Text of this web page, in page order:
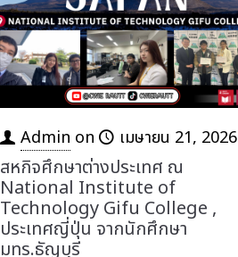
Admin on เมษายน 21, 2026
สหกิจศึกษาต่างประเทศ ณ
National Institute of
Technology Gifu College ,
ประเทศญี่ปุ่น จากนักศึกษา
มทร.ธัญบุรี